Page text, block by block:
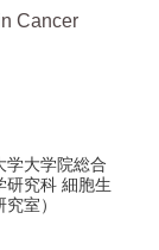
Cancer
学大学院総合
研究科 細胞生
究室